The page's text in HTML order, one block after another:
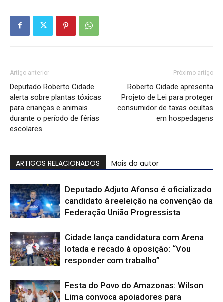
Artigo anterior
Deputado Roberto Cidade
alerta sobre plantas tóxicas
para crianças e animais
durante o período de férias
escolares
Próximo artigo
Roberto Cidade apresenta
Projeto de Lei para proteger
consumidor de taxas ocultas
em hospedagens
ARTIGOS RELACIONADOS Mais do autor
Deputado Adjuto Afonso é oficializado
candidato à reeleição na convenção da
Federação União Progressista
Cidade lança candidatura com Arena
lotada e recado à oposição: “Vou
responder com trabalho”
Festa do Povo do Amazonas: Wilson
Lima convoca apoiadores para